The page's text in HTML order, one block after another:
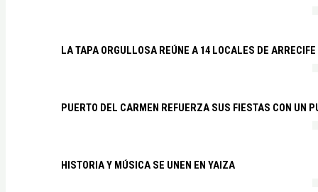
LA TAPA ORGULLOSA REÚNE A 14 LOCALES DE ARRECIFE
PUERTO DEL CARMEN REFUERZA SUS FIESTAS CON UN
HISTORIA Y MÚSICA SE UNEN EN YAIZA